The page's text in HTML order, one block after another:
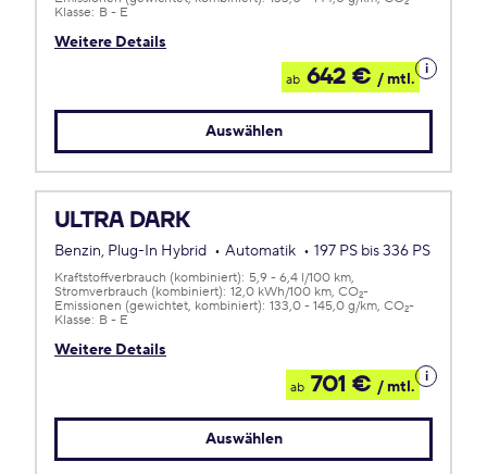
Weitere Details
Klasse: B - E
ab 642 € / mtl.
Details
zum
Auswählen
ULTRA DARK
Benzin, Plug-In Hybrid Automatik 197 PS bis 336 PS
Weitere Details
Kraftstoffverbrauch (kombiniert): 5,9 - 6,4 l/100 km
Stromverbrauch (kombiniert): 12,0 kWh/100 km CO2-
Emissionen (gewichtet, kombiniert): 133,0 - 145,0 g/km CO2-
Klasse: B - E
ab 701 € / mtl.
Details
zum
Auswählen